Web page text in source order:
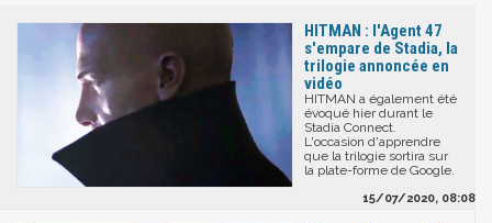
HITMAN : l'Agent 47
s'empare de Stadia, la
trilogie annoncée en
vidéo
HITMAN a également été
évoqué hier durant le
Stadia Connect.
L'occasion d'apprendre
que la trilogie sortira sur
la plate-forme de Google.
15/07/2020, 08:08